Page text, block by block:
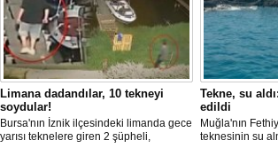
Limana dadandılar, 10 tekneyi
soydular!
Bursa'nın İznik ilçesindeki limanda gece
yarısı teknelere giren 2 şüpheli,
Tekne, su
edildi
Muğla'nın
teknesinin su